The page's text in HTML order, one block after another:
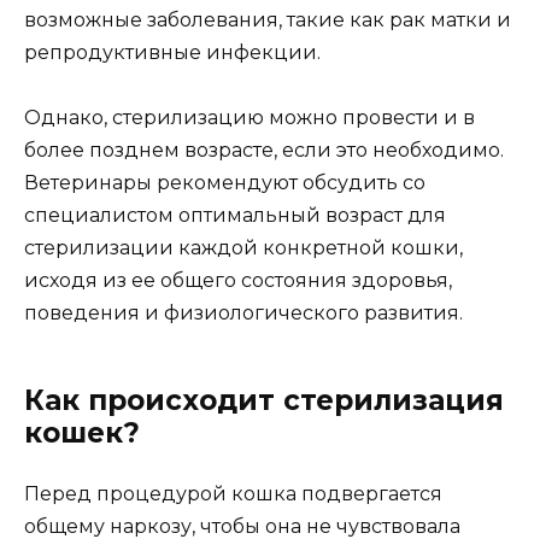
возможные заболевания, такие как рак матки и
репродуктивные инфекции.
Однако, стерилизацию можно провести и в
более позднем возрасте, если это необходимо.
Ветеринары рекомендуют обсудить со
специалистом оптимальный возраст для
стерилизации каждой конкретной кошки,
исходя из ее общего состояния здоровья,
поведения и физиологического развития.
Как происходит стерилизация
кошек?
Перед процедурой кошка подвергается
общему наркозу, чтобы она не чувствовала